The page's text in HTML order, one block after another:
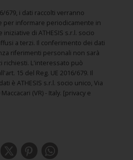
679, i dati raccolti verranno
per informare periodicamente in
di ATHESIS s.r.l. socio
a terzi. Il conferimento dei dati
riferimenti personali non sarà
richiesti. L'interessato può
15 del Reg. UE 2016/679. Il
è ATHESIS s.r.l. socio unico, Via
(VR) - Italy. [privacy e